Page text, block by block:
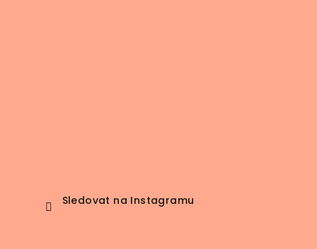
Sledovat na Instagramu